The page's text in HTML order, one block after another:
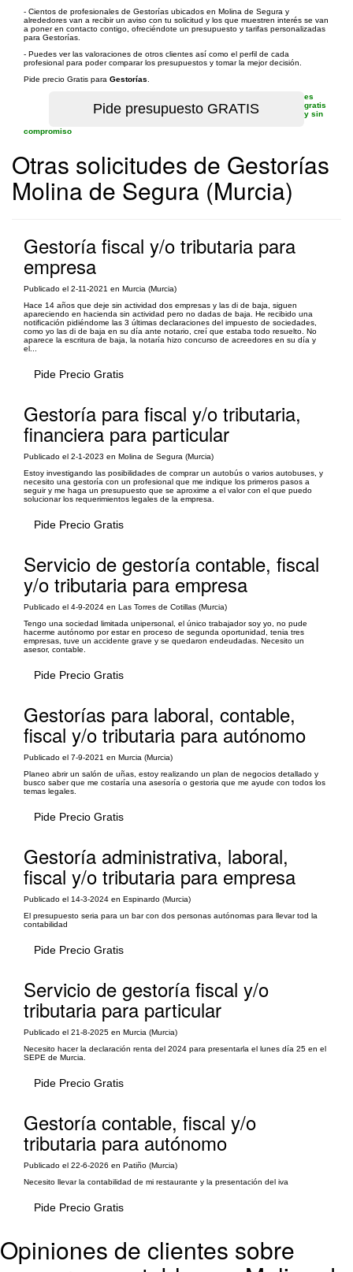
- Cientos de profesionales de Gestorías ubicados en Molina de Segura y
alrededores van a recibir un aviso con tu solicitud y los que muestren interés se van
a poner en contacto contigo, ofreciéndote un presupuesto y tarifas personalizadas
para Gestorías.
- Puedes ver las valoraciones de otros clientes así como el perfil de cada
profesional para poder comparar los presupuestos y tomar la mejor decisión.
Pide precio Gratis para Gestorías
es
gratis
y sin
compromiso
Otras solicitudes de Gestorías
Molina de Segura (Murcia)
Gestoría fiscal y/o tributaria para
empresa
Publicado el 2-11-2021 en Murcia (Murcia)
Hace 14 años que deje sin actividad dos empresas y las di de baja, siguen
apareciendo en hacienda sin actividad pero no dadas de baja. He recibido una
notificación pidiéndome las 3 últimas declaraciones del impuesto de sociedades,
como yo las di de baja en su día ante notario, creí que estaba todo resuelto. No
aparece la escritura de baja, la notaría hizo concurso de acreedores en su día y
el...
Pide Precio Gratis
Gestoría para fiscal y/o tributaria,
financiera para particular
Publicado el 2-1-2023 en Molina de Segura (Murcia)
Estoy investigando las posibilidades de comprar un autobús o varios autobuses, y
necesito una gestoría con un profesional que me indique los primeros pasos a
seguir y me haga un presupuesto que se aproxime a el valor con el que puedo
solucionar los requerimientos legales de la empresa.
Pide Precio Gratis
Servicio de gestoría contable, fiscal
y/o tributaria para empresa
Publicado el 4-9-2024 en Las Torres de Cotillas (Murcia)
Tengo una sociedad limitada unipersonal, el único trabajador soy yo, no pude
hacerme autónomo por estar en proceso de segunda oportunidad, tenia tres
empresas, tuve un accidente grave y se quedaron endeudadas. Necesito un
asesor, contable.
Pide Precio Gratis
Gestorías para laboral, contable,
fiscal y/o tributaria para autónomo
Publicado el 7-9-2021 en Murcia (Murcia)
Planeo abrir un salón de uñas, estoy realizando un plan de negocios detallado y
busco saber que me costaría una asesoría o gestoria que me ayude con todos los
temas legales.
Pide Precio Gratis
Gestoría administrativa, laboral,
fiscal y/o tributaria para empresa
Publicado el 14-3-2024 en Espinardo (Murcia)
El presupuesto seria para un bar con dos personas autónomas para llevar tod la
contabilidad
Pide Precio Gratis
Servicio de gestoría fiscal y/o
tributaria para particular
Publicado el 21-8-2025 en Murcia (Murcia)
Necesito hacer la declaración renta del 2024 para presentarla el lunes día 25 en el
SEPE de Murcia.
Pide Precio Gratis
Gestoría contable, fiscal y/o
tributaria para autónomo
Publicado el 22-6-2026 en Patiño (Murcia)
Necesito llevar la contabilidad de mi restaurante y la presentación del iva
Pide Precio Gratis
Opiniones de clientes sobre